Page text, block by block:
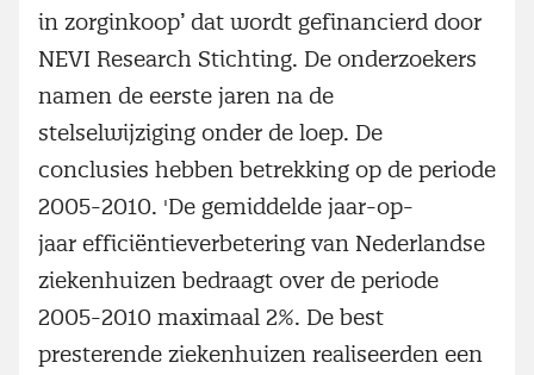
in zorginkoop’ dat wordt gefinancierd door
NEVI Research Stichting. De onderzoekers
namen de eerste jaren na de
stelselwijziging onder de loep. De
conclusies hebben betrekking op de periode
2005-2010. 'De gemiddelde jaar-op-
jaar efficiëntieverbetering van Nederlandse
ziekenhuizen bedraagt over de periode
2005-2010 maximaal 2%. De best
presterende ziekenhuizen realiseerden een